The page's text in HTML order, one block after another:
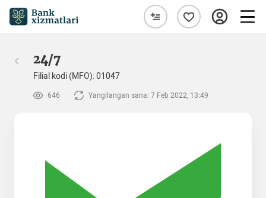
24/7
Filial kodi (MFO): 01047
646 Yangilangan sana: 7 Feb 2022, 13:49